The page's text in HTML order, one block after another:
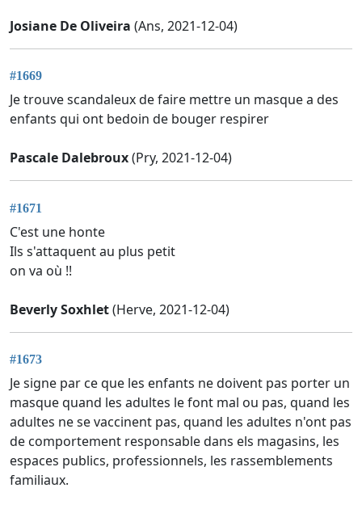
Josiane De Oliveira (Ans, 2021-12-04)
#1669
Je trouve scandaleux de faire mettre un masque a des
enfants qui ont bedoin de bouger respirer
Pascale Dalebroux(Pry, 2021-12-04)
#1671
C'est une honte
Ils s'attaquent au plus petit
on va où !!
Beverly Soxhlet(Herve, 2021-12-04)
#1673
Je signe par ce que les enfants ne doivent pas porter un
masque quand les adultes le font mal ou pas, quand les
adultes ne se vaccinent pas, quand les adultes n'ont pas
de comportement responsable dans els magasins, les
espaces publics, professionnels, les rassemblements
familiaux.